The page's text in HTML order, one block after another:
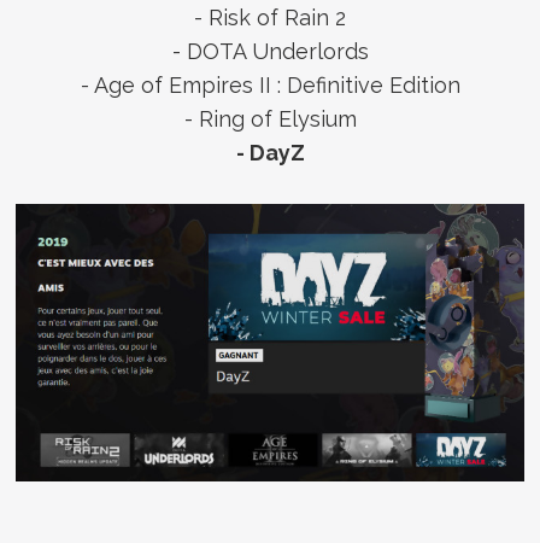
- Risk of Rain 2
- DOTA Underlords
- Age of Empires II : Definitive Edition
- Ring of Elysium
- DayZ